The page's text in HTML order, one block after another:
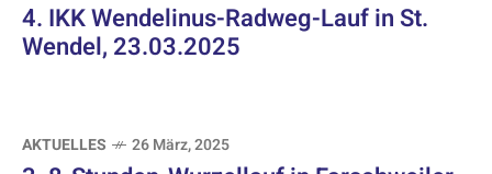
4. IKK Wendelinus-Radweg-Lauf in St.
Wendel, 23.03.2025
AKTUELLES 26 März, 2025